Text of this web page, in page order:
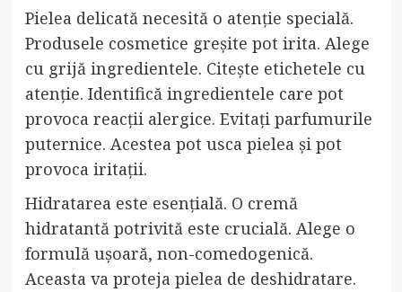
Pielea delicată necesită o atenție specială.
Produsele cosmetice greșite pot irita. Alege
cu grijă ingredientele. Citește etichetele cu
atenție. Identifică ingredientele care pot
provoca reacții alergice. Evitați parfumurile
puternice. Acestea pot usca pielea și pot
provoca iritații.
Hidratarea este esențială. O cremă
hidratantă potrivită este crucială. Alege o
formulă ușoară, non-comedogenică.
Aceasta va proteja pielea de deshidratare.